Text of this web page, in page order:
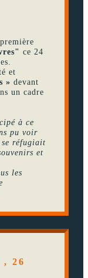
ce 24
et
» devant
un cadre
à ce
pu voir
se réfugiait
et
les
, 26